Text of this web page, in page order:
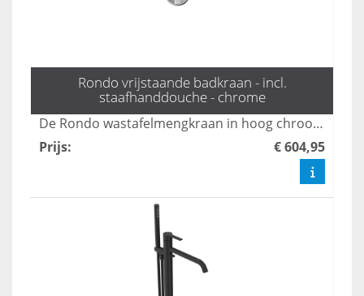
Rondo vrijstaande badkraan - incl.
staafhanddouche - chrome
De Rondo wastafelmengkraan in hoog chroom combineert stijl met functionaliteit, ideaal voor moderne badkamers. Dankzij het strakke ontwerp en de hoogwaardige afwerking is deze kraan niet alleen een eyecatcher, maar ook duurzaam en gemakkelijk te onderhouden. Geniet van een soepele waterstroom en precisie bij het regelen van de temperatuur met deze elegante toevoeging aan uw sanitair.
Prijs: € 604,95